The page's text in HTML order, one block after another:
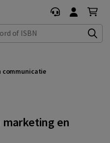
ISBN
communicatie
en